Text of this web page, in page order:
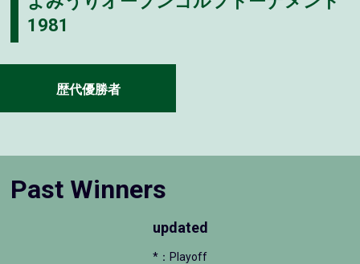
1981
歴代優勝者
Past Winners
updated
*：Playoff